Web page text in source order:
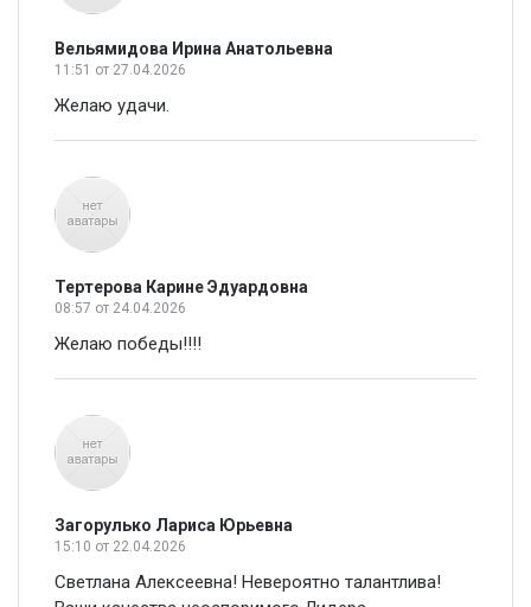
Вельямидова Ирина Анатольевна
11:51 от 27.04.2026
Желаю удачи.
Тертерова Карине Эдуардовна
08:57 от 24.04.2026
Желаю победы!!!!
Загорулько Лариса Юрьевна
15:10 от 22.04.2026
Светлана Алексеевна! Невероятно талантлива!